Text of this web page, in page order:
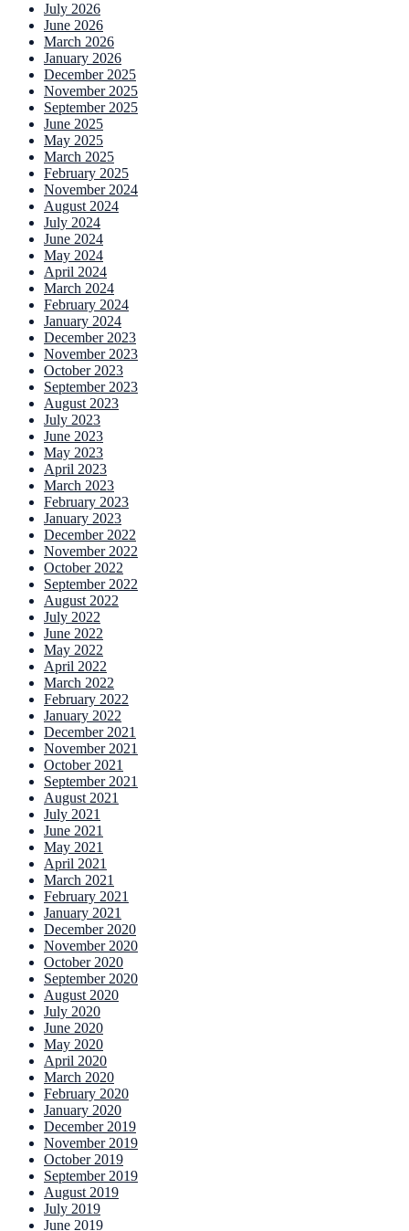
July 2026
June 2026
March 2026
January 2026
December 2025
November 2025
September 2025
June 2025
May 2025
March 2025
February 2025
November 2024
August 2024
July 2024
June 2024
May 2024
April 2024
March 2024
February 2024
January 2024
December 2023
November 2023
October 2023
September 2023
August 2023
July 2023
June 2023
May 2023
April 2023
March 2023
February 2023
January 2023
December 2022
November 2022
October 2022
September 2022
August 2022
July 2022
June 2022
May 2022
April 2022
March 2022
February 2022
January 2022
December 2021
November 2021
October 2021
September 2021
August 2021
July 2021
June 2021
May 2021
April 2021
March 2021
February 2021
January 2021
December 2020
November 2020
October 2020
September 2020
August 2020
July 2020
June 2020
May 2020
April 2020
March 2020
February 2020
January 2020
December 2019
November 2019
October 2019
September 2019
August 2019
July 2019
June 2019